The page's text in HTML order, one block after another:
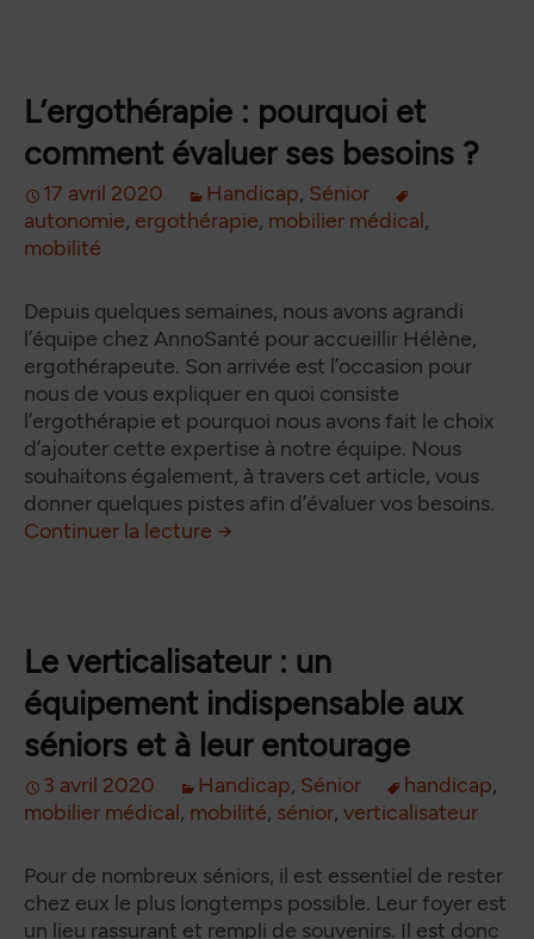
L’ergothérapie : pourquoi et
comment évaluer ses besoins ?
17 avril 2020 Handicap, Sénior
autonomie, ergothérapie, mobilier médical,
mobilité
Depuis quelques semaines, nous avons agrandi
l’équipe chez AnnoSanté pour accueillir Hélène,
ergothérapeute. Son arrivée est l’occasion pour
nous de vous expliquer en quoi consiste
l’ergothérapie et pourquoi nous avons fait le choix
d’ajouter cette expertise à notre équipe. Nous
souhaitons également, à travers cet article, vous
donner quelques pistes afin d’évaluer vos besoins.
Continuer la lecture de
→
Le verticalisateur : un
équipement indispensable aux
séniors et à leur entourage
3 avril 2020 Handicap, Sénior handicap,
mobilier médical, mobilité, sénior, verticalisateur
Pour de nombreux séniors, il est essentiel de rester
chez eux le plus longtemps possible. Leur foyer est
un lieu rassurant et rempli de souvenirs. Il est donc